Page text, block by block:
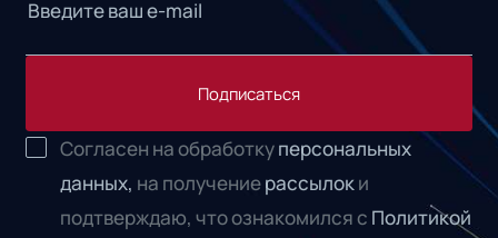
Подписаться
Согласен на обработкуперсональных
данных, на получениерассылоки
подтверждаю, что ознакомился с Политикой